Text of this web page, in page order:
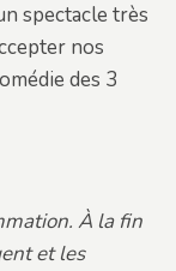
spectacle très
nos
des 3
À la fin
et les